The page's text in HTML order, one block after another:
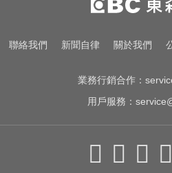
「扭曲變形」男駕駛
你也有膝蓋喀喀響？
聯絡我們 新聞自律 關於我們
業務行銷合作：
用戶服務：